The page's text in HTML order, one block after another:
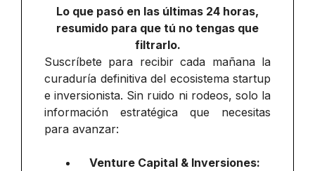
Lo que pasó en las últimas 24 horas,
resumido para que tú no tengas que
filtrarlo.
Suscríbete para recibir cada mañana la
curaduría definitiva del ecosistema startup
e inversionista. Sin ruido ni rodeos, solo la
información estratégica que necesitas
para avanzar:
Venture Capital & Inversiones: